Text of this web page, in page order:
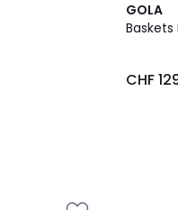
GOLA
Baskets
CHF